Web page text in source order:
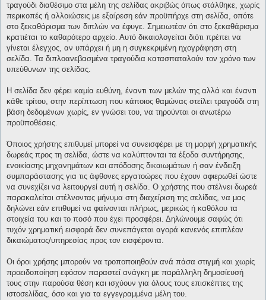
τραγούδι διαθέσιμο στα μέλη της σελίδας ακριβώς όπως στάλθηκε, χωρίς
περικοπές ή αλλοιώσεις με εξαίρεση εάν προϋπήρχε στη σελίδα, οπότε
στο ξεκαθάρισμα των διπλών να έφυγε. Σημειωτέον ότι στο ξεκαθάρισμα
κρατιέται το καθαρότερο αρχείο. Αυτό δικαιολογείται διότι πρέπει να
γίνεται έλεγχος, αν υπάρχει ή μη η συγκεκριμένη ηχογράφηση στη
σελίδα. Τα διπλοανεβασμένα τραγούδια κατασπαταλούν τον χρόνο των
υπεύθυνων της σελίδας.
Η σελίδα δεν φέρει καμία ευθύνη, έναντι των μελών της αλλά και έναντι
κάθε τρίτου, στην περίπτωση που κάποιος θαμώνας στείλει τραγούδι στη
βάση δεδομένων χωρίς, εν γνώσει του, να τηρούνται οι ανωτέρω
προϋποθέσεις.
Όποιος χρήστης επιθυμεί μπορεί να συνεισφέρει με τη μορφή χρηματικής
δωρεάς προς τη σελίδα, ώστε να καλύπτονται τα έξοδα συντήρησης,
ενοικίασης μηχανημάτων και απόδοσης δικαιωμάτων ή σαν ένδειξη
συμπαράστασης για τις άφθονες εργατοώρες που έχουν αφιερωθεί ώστε
να συνεχίζει να λειτουργεί αυτή η σελίδα. Ο χρήστης που στέλνει δωρεά
παρακαλείται στέλνοντας μήνυμα στη διαχείριση της σελίδας, να μας
δηλώνει εάν επιθυμεί να φαίνονται πλήρως, μερικώς ή καθόλου τα
στοιχεία του και το ποσό που έχει προσφέρει. Δηλώνουμε σαφώς ότι
τυχόν χρηματική εισφορά δεν συνεπάγεται αγορά κανενός επιπλέον
δικαιώματος/υπηρεσίας προς τον εισφέροντα.
Οι όροι χρήσης μπορούν να τροποποιηθούν ανά πάσα στιγμή και χωρίς
προειδοποίηση εφόσον παραστεί ανάγκη με παράλληλη δημοσίευσή
τους στην παρούσα θέση και ισχύουν για όλους τους επισκέπτες της
ιστοσελίδας, όσο και για τα εγγεγραμμένα μέλη του.